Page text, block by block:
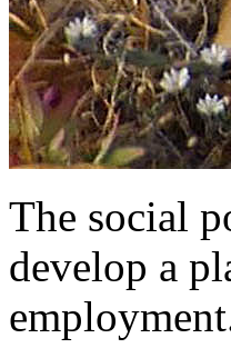
The social
develop a